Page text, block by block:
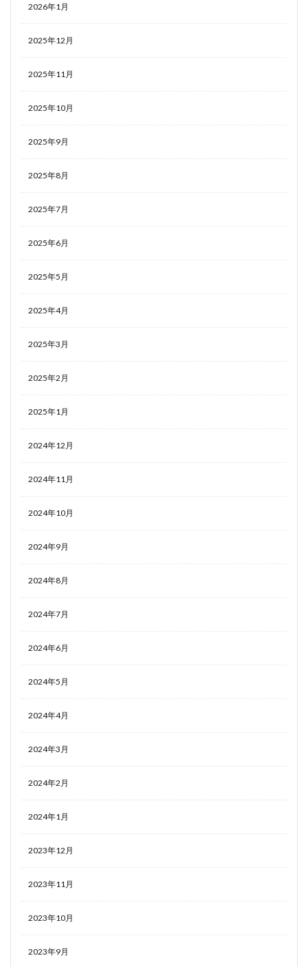
2026年1月
2025年12月
2025年11月
2025年10月
2025年9月
2025年8月
2025年7月
2025年6月
2025年5月
2025年4月
2025年3月
2025年2月
2025年1月
2024年12月
2024年11月
2024年10月
2024年9月
2024年8月
2024年7月
2024年6月
2024年5月
2024年4月
2024年3月
2024年2月
2024年1月
2023年12月
2023年11月
2023年10月
2023年9月